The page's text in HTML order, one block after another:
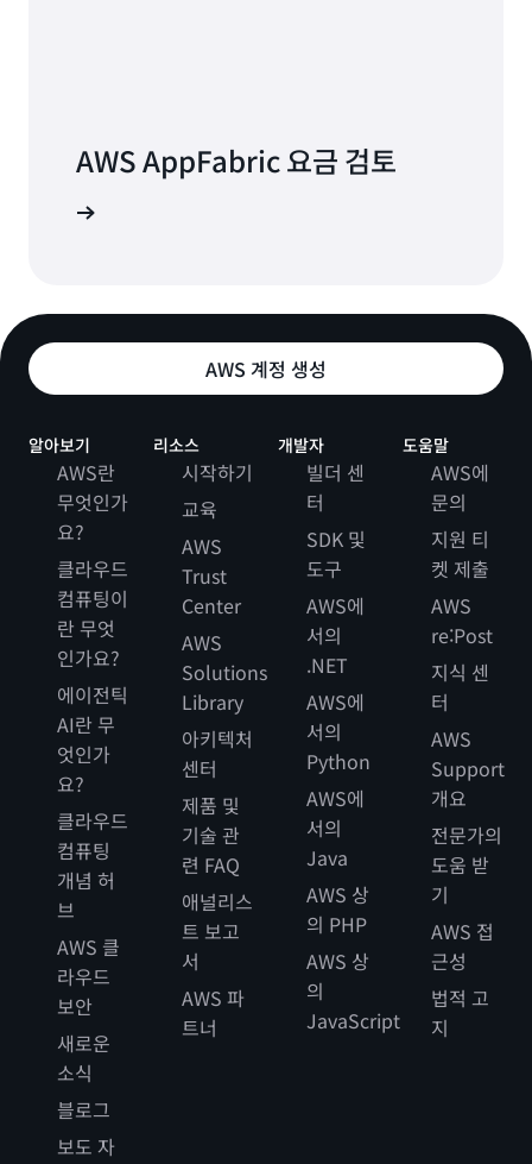
AWS AppFabric 요금 검토
AWS 계정 생성
알아보기
AWS란
무엇인가
요?
클라우드
컴퓨팅이
란 무엇
인가요?
에이전틱
AI란 무
엇인가
요?
클라우드
컴퓨팅
개념 허
브
AWS 클
라우드
보안
새로운
소식
블로그
보도 자
리소스
시작하기
교육
AWS
Trust
Center
AWS
Solutions
Library
아키텍처
센터
제품 및
기술 관
련 FAQ
애널리스
트 보고
서
AWS 파
트너
개발자
빌더 센
터
SDK 및
도구
AWS에
서의
.NET
AWS에
서의
Python
AWS에
서의
Java
AWS 상
의 PHP
AWS 상
의
JavaScript
도움말
AWS에
문의
지원 티
켓 제출
AWS
re:Post
지식 센
터
AWS
Support
개요
전문가의
도움 받
기
AWS 접
근성
법적 고
지